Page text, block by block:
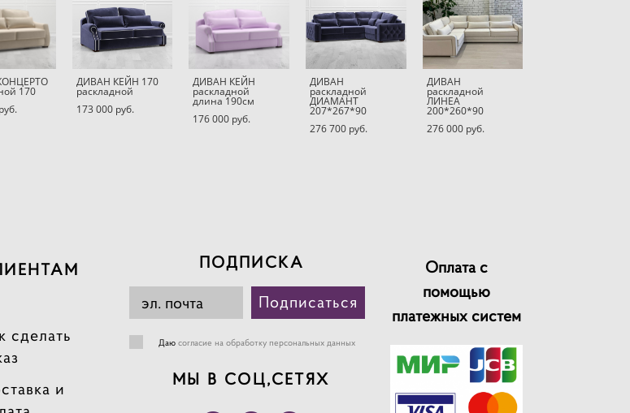
170
ДИВАН КЕЙН 170
раскладной
173 000 pуб.
ДИВАН КЕЙН
раскладной
длина 190см
176 000 pуб.
ДИВАН
раскладной
ДИАМАНТ
207*267*90
276 700 pуб.
ДИВАН
раскладной
ЛИНЕА
200*260*90
276 000 pуб.
сделать
и
ПОДПИСКА
Подписаться
Даю согласие на обработку персональных данных
МЫ В СОЦ,СЕТЯХ
Оплата с
помощью
платежных систем